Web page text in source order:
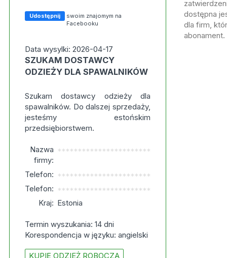
Udostępnij
swoim znajomym na
Facebooku
Data wysylki: 2026-04-17
SZUKAM DOSTAWCY
ODZIEŻY DLA SPAWALNIKÓW
Szukam dostawcy odzieży dla
spawalników. Do dalszej sprzedaży,
jesteśmy estońskim
przedsiębiorstwem.
Nazwa
firmy:
***********************
Telefon: ***********************
Telefon: ***********************
Kraj: Estonia
Termin wyszukania: 14 dni
Korespondencja w języku: angielski
KUPIĘ ODZIEŻ ROBOCZĄ
dostępna
dla firm,
abonament.